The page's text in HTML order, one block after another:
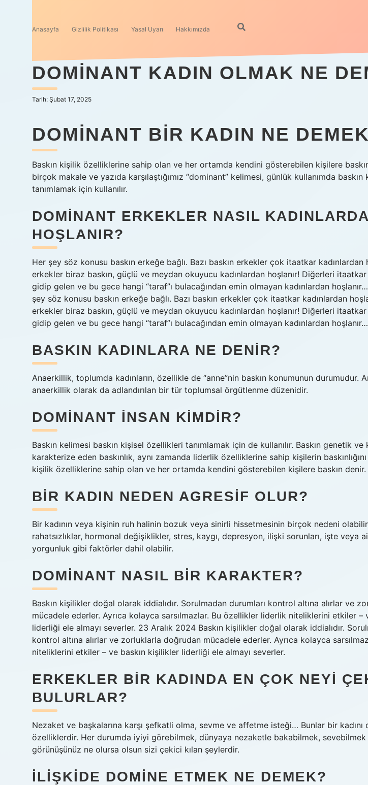
Anasayfa Gizlilik Politikası Yasal Uyarı Hakkımızda
DOMINANT KADIN OLMAK NE
Tarih: Şubat 17, 2025
DOMINANT BIR KADIN NE
Baskın kişilik özelliklerine sahip olan ve her ortamda kendini gösterebilen kişilere
birçok makale ve yazıda karşılaştığımız “dominant” kelimesi, günlük kullanımda
tanımlamak için kullanılır.
DOMINANT ERKEKLER NASIL
HOŞLANIR?
Her şey söz konusu baskın erkeğe bağlı. Bazı baskın erkekler çok itaatkar kadınlardan
erkekler biraz baskın, güçlü ve meydan okuyucu kadınlardan hoşlanır! Diğerleri itaatkar
gidip gelen ve bu gece hangi “taraf”ı bulacağından emin olmayan kadınlardan
şey söz konusu baskın erkeğe bağlı. Bazı baskın erkekler çok itaatkar kadınlardan
erkekler biraz baskın, güçlü ve meydan okuyucu kadınlardan hoşlanır! Diğerleri itaatkar
gidip gelen ve bu gece hangi “taraf”ı bulacağından emin olmayan kadınlardan hoşlanır…
BASKIN KADINLARA NE DENIR?
Anaerkillik, toplumda kadınların, özellikle de “anne”nin baskın konumunun durumudur.
anaerkillik olarak da adlandırılan bir tür toplumsal örgütlenme düzenidir.
DOMINANT INSAN KIMDIR?
Baskın kelimesi baskın kişisel özellikleri tanımlamak için de kullanılır. Baskın genetik
karakterize eden baskınlık, aynı zamanda liderlik özelliklerine sahip kişilerin
kişilik özelliklerine sahip olan ve her ortamda kendini gösterebilen kişilere baskın denir.
BIR KADIN NEDEN AGRESIF OLUR?
Bir kadının veya kişinin ruh halinin bozuk veya sinirli hissetmesinin birçok nedeni
rahatsızlıklar, hormonal değişiklikler, stres, kaygı, depresyon, ilişki sorunları, işte veya
yorgunluk gibi faktörler dahil olabilir.
DOMINANT NASIL BIR KARAKTER?
Baskın kişilikler doğal olarak iddialıdır. Sorulmadan durumları kontrol altına alırlar ve
mücadele ederler. Ayrıca kolayca sarsılmazlar. Bu özellikler liderlik niteliklerini etkiler –
liderliği ele almayı severler. 23 Aralık 2024 Baskın kişilikler doğal olarak iddialıdır.
kontrol altına alırlar ve zorluklarla doğrudan mücadele ederler. Ayrıca kolayca
niteliklerini etkiler – ve baskın kişilikler liderliği ele almayı severler.
ERKEKLER BIR KADINDA EN ÇOK NEYI
BULURLAR?
Nezaket ve başkalarına karşı şefkatli olma, sevme ve affetme isteği… Bunlar bir kadını
özelliklerdir. Her durumda iyiyi görebilmek, dünyaya nezaketle bakabilmek,
görünüşünüz ne olursa olsun sizi çekici kılan şeylerdir.
İLIŞKIDE DOMINE ETMEK NE DEMEK?